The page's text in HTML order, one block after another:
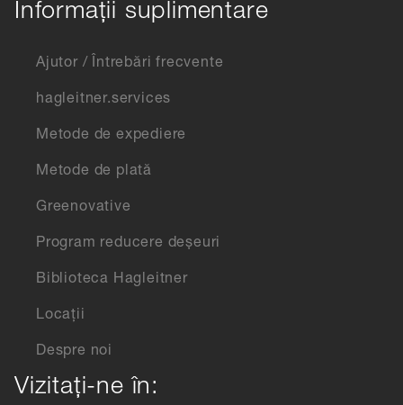
Informații suplimentare
Ajutor / Întrebări frecvente
hagleitner.services
Metode de expediere
Metode de plată
Greenovative
Program reducere deșeuri
Biblioteca Hagleitner
Locații
Despre noi
Vizitați-ne în: